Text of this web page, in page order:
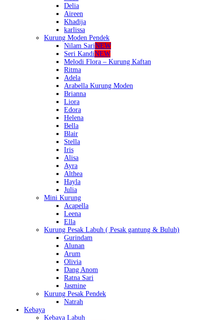
Delia
Aireen
Khadija
karlissa
Kurung Moden Pendek
Nilam SariNEW
Seri KandiNEW
Melodi Flora – Kurung Kaftan
Ritma
Adela
Arabella Kurung Moden
Brianna
Liora
Edora
Helena
Bella
Blair
Stella
Iris
Alisa
Ayra
Althea
Hayla
Julia
Mini Kurung
Acapella
Leena
Ella
Kurung Pesak Labuh ( Pesak gantung & Buluh)
Gurindam
Alunan
Arum
Olivia
Dang Anom
Ratna Sari
Jasmine
Kurung Pesak Pendek
Natrah
Kebaya
Kebaya Labuh